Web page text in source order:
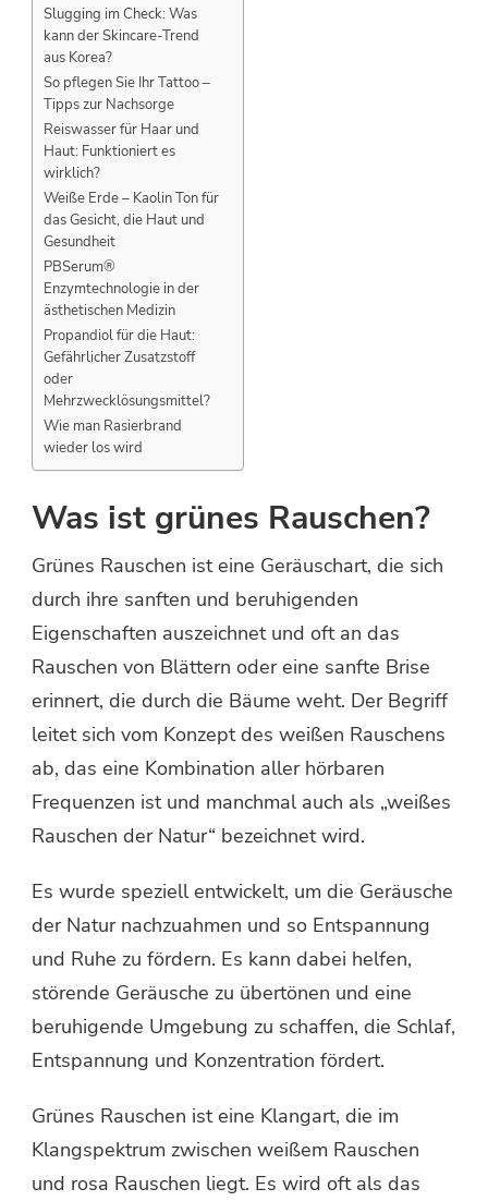
Slugging im Check: Was
kann der Skincare-Trend
aus Korea?
So pflegen Sie Ihr Tattoo –
Tipps zur Nachsorge
Reiswasser für Haar und
Haut: Funktioniert es
wirklich?
Weiße Erde – Kaolin Ton für
das Gesicht, die Haut und
Gesundheit
PBSerum®
Enzymtechnologie in der
ästhetischen Medizin
Propandiol für die Haut:
Gefährlicher Zusatzstoff
oder
Mehrzwecklösungsmittel?
Wie man Rasierbrand
wieder los wird
Was ist grünes Rauschen?
Grünes Rauschen ist eine Geräuschart, die sich
durch ihre sanften und beruhigenden
Eigenschaften auszeichnet und oft an das
Rauschen von Blättern oder eine sanfte Brise
erinnert, die durch die Bäume weht. Der Begriff
leitet sich vom Konzept des weißen Rauschens
ab, das eine Kombination aller hörbaren
Frequenzen ist und manchmal auch als „weißes
Rauschen der Natur“ bezeichnet wird.
Es wurde speziell entwickelt, um die Geräusche
der Natur nachzuahmen und so Entspannung
und Ruhe zu fördern. Es kann dabei helfen,
störende Geräusche zu übertönen und eine
beruhigende Umgebung zu schaffen, die Schlaf,
Entspannung und Konzentration fördert.
Grünes Rauschen ist eine Klangart, die im
Klangspektrum zwischen weißem Rauschen
und rosa Rauschen liegt. Es wird oft als das